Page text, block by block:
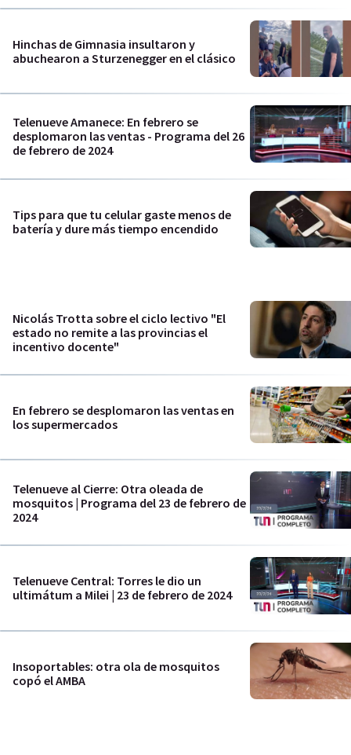
Hinchas de Gimnasia insultaron y
abuchearon a Sturzenegger en el clásico
Telenueve Amanece: En febrero se
desplomaron las ventas - Programa del 26
de febrero de 2024
Tips para que tu celular gaste menos de
batería y dure más tiempo encendido
Nicolás Trotta sobre el ciclo lectivo "El
estado no remite a las provincias el
incentivo docente"
En febrero se desplomaron las ventas en
los supermercados
Telenueve al Cierre: Otra oleada de
mosquitos | Programa del 23 de febrero de
2024
Telenueve Central: Torres le dio un
ultimátum a Milei | 23 de febrero de 2024
Insoportables: otra ola de mosquitos
copó el AMBA